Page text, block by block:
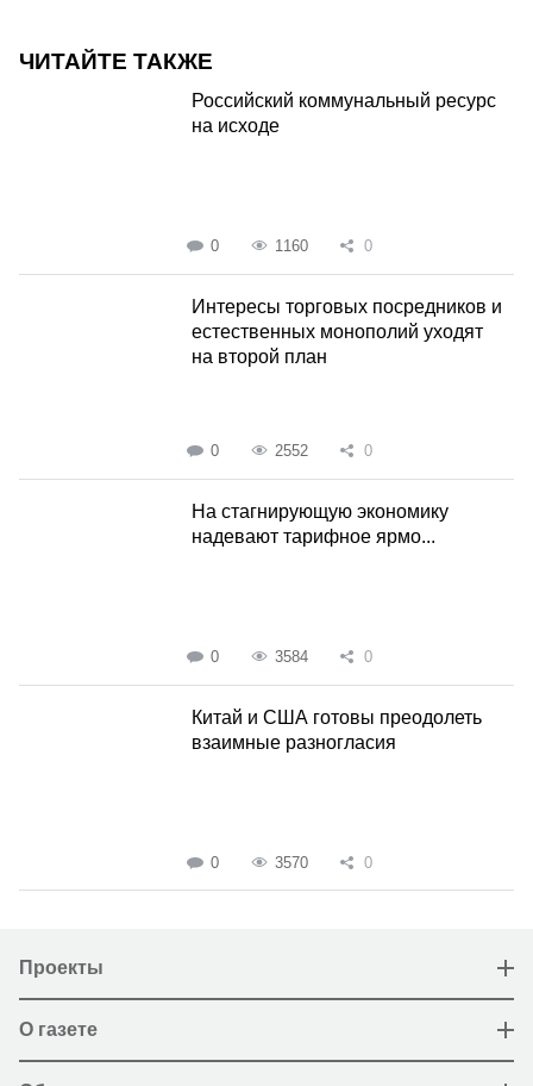
ЧИТАЙТЕ ТАКЖЕ
Российский коммунальный ресурс
на исходе
0 1160 0
Интересы торговых посредников и
естественных монополий уходят
на второй план
0 2552 0
На стагнирующую экономику
надевают тарифное ярмо...
0 3584 0
Китай и США готовы преодолеть
взаимные разногласия
0 3570 0
Проекты
О газете